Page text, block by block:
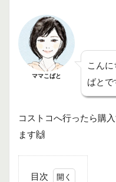
ママこばと
こん
ばとで
コストコへ行ったら購
ます🙌
目次